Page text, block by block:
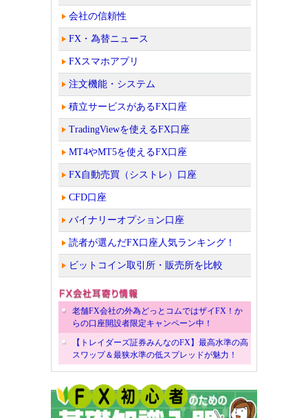
会社の信頼性
FX・為替ニュース
FXスマホアプリ
注文機能・システム
積立サービスがあるFX口座
TradingViewを使えるFX口座
MT4やMT5を使えるFX口座
FX自動売買（シストレ）口座
CFD口座
バイナリーオプション口座
読者が選んだFX口座人気ランキング！
ビットコイン取引所・販売所を比較
老舗FX会社の外為どっとコムではザイFX！か
らの口座開設者限定キャンペーン中！
【トレイダーズ証券みんなのFX】最高水準の高
スワップ＆最狭水準の低スプレッドが魅力！